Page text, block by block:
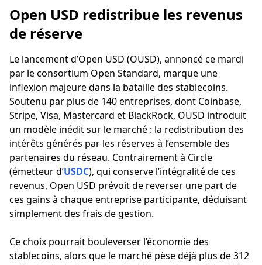
Open USD redistribue les revenus
de réserve
Le lancement d’Open USD (OUSD), annoncé ce mardi
par le consortium Open Standard, marque une
inflexion majeure dans la bataille des stablecoins.
Soutenu par plus de 140 entreprises, dont Coinbase,
Stripe, Visa, Mastercard et BlackRock, OUSD introduit
un modèle inédit sur le marché : la redistribution des
intérêts générés par les réserves à l’ensemble des
partenaires du réseau. Contrairement à Circle
(émetteur d’USDC), qui conserve l’intégralité de ces
revenus, Open USD prévoit de reverser une part de
ces gains à chaque entreprise participante, déduisant
simplement des frais de gestion.
Ce choix pourrait bouleverser l’économie des
stablecoins, alors que le marché pèse déjà plus de 312